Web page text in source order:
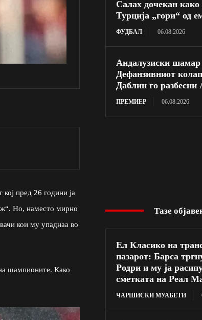
кој пред 26 години ја
Но, наместо мирно
кои му упаднаа во
шампионите. Како
Салах дочекан како
Турција „гори“ од
ФУДБАЛ 06.08.2026
Андалузиски шамар
Дефанзивниот
Даблин го разбесни
ПРЕМИЕР 06.08.2026
Тазе
Ел Класико на
пазарот: Барса
Родри и му ја
сметката на Реал
ЧАРШИСКИ МУАБЕТИ